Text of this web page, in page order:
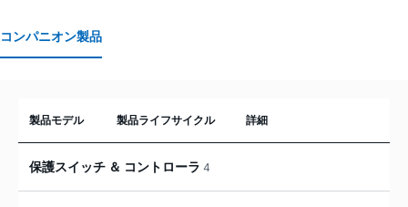
コンパニオン製品
製品モデル 製品ライフサイクル 詳細
保護スイッチ ＆ コントローラ 4